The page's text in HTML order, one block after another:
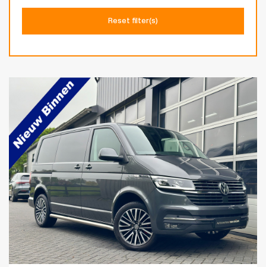
Reset filter(s)